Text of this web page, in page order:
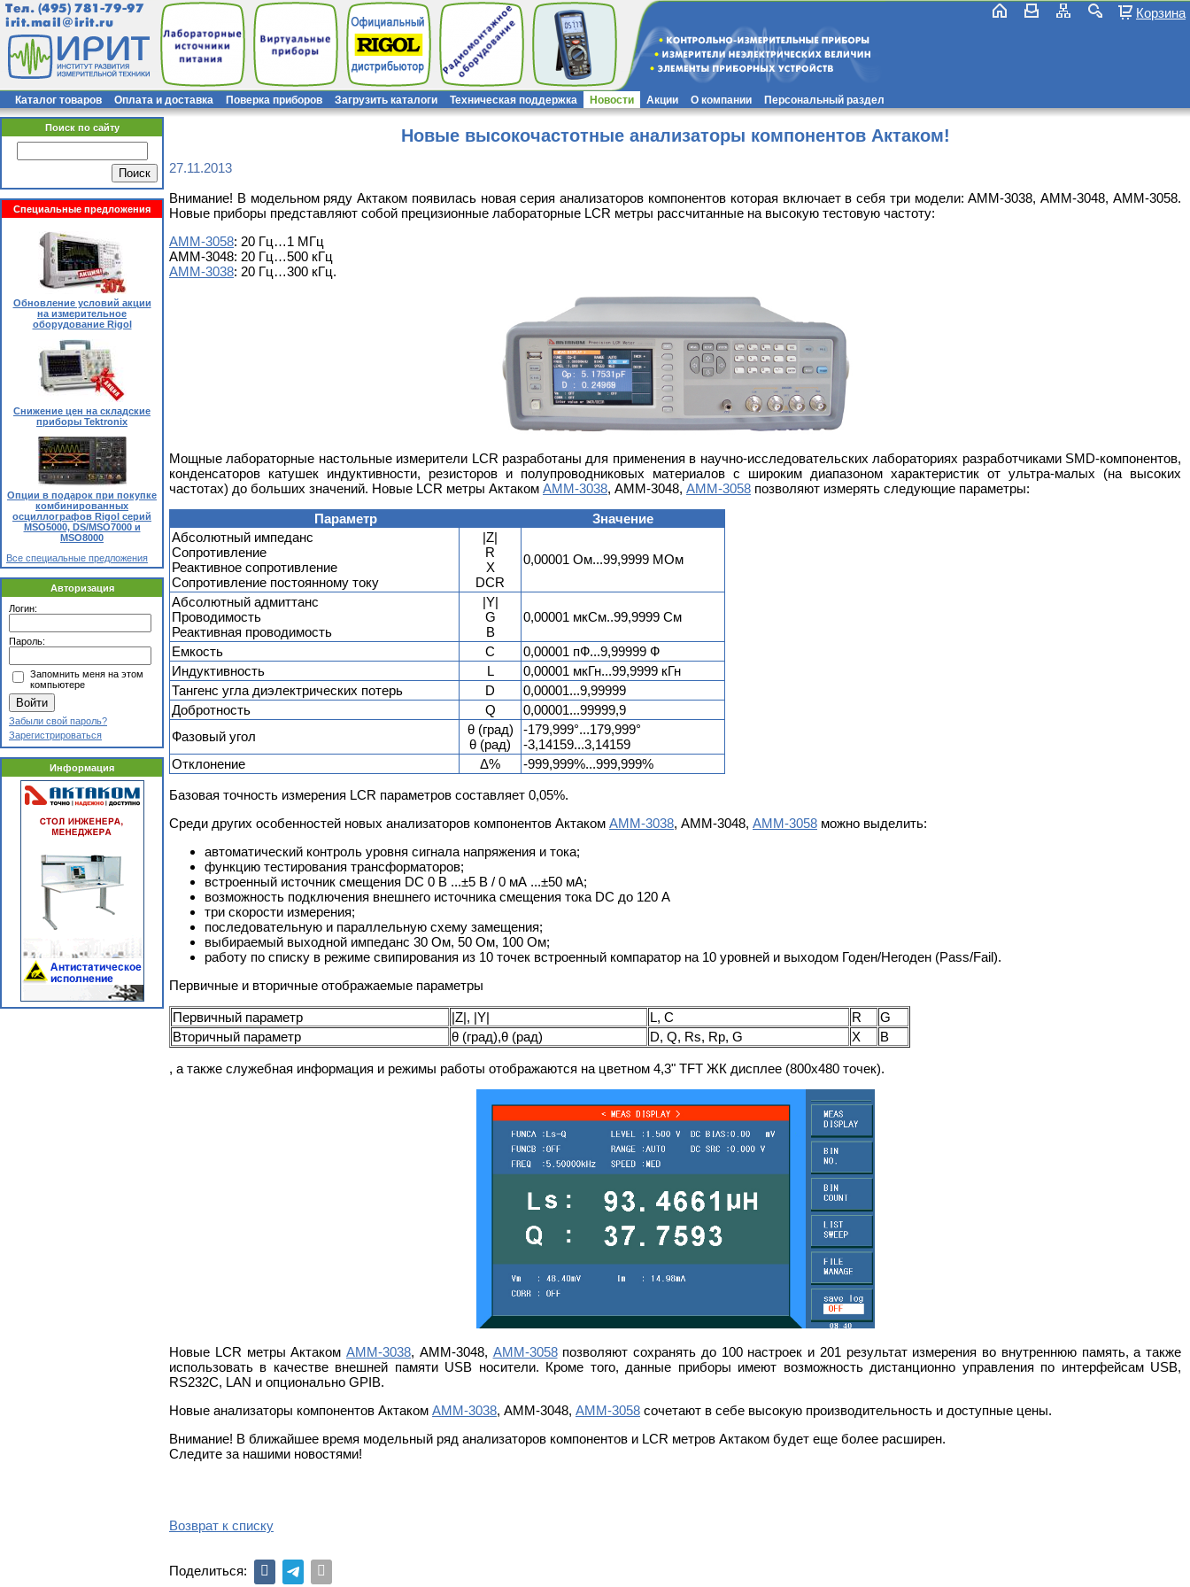
Тел. (495) 781-79-97
irit.mail@irit.ru
Корзина
Каталог товаров Оплата и доставка Поверка приборов Загрузить каталоги Техническая поддержка Новости Акции О компании Персональный раздел
Поиск по сайту
Специальные предложения
Обновление условий акции
на измерительное
оборудование Rigol
Снижение цен на складские
приборы Tektronix
Опции в подарок при покупке
комбинированных
осциллографов Rigol серий
MSO5000, DS/MSO7000 и
MSO8000
Все специальные предложения
Авторизация
Логин:
Пароль:
Запомнить меня на этом
компьютере
Забыли свой пароль?
Зарегистрироваться
Информация
Новые высокочастотные анализаторы компонентов Актаком!
27.11.2013
Внимание! В модельном ряду Актаком появилась новая серия анализаторов компонентов которая включает в себя три модели: АММ-3038, АММ-3048, АММ-3058.
Новые приборы представляют собой прецизионные лабораторные LCR метры рассчитанные на высокую тестовую частоту:
АММ-3058: 20 Гц…1 МГц
АММ-3048: 20 Гц…500 кГц
АММ-3038: 20 Гц…300 кГц.
Мощные лабораторные настольные измерители LCR разработаны для применения в научно-исследовательских лабораториях разработчиками SMD-компонентов,
конденсаторов катушек индуктивности, резисторов и полупроводниковых материалов с широким диапазоном характеристик от ультра-малых (на высоких
частотах) до больших значений. Новые LCR метры Актаком АММ-3038, АММ-3048, АММ-3058 позволяют измерять следующие параметры:
Параметр
Значение
Абсолютный импеданс
Сопротивление
Реактивное сопротивление
Сопротивление постоянному току
|Z|
R
X
DCR
0,00001 Ом...99,9999 МОм
Абсолютный адмиттанс
Проводимость
Реактивная проводимость
|Y|
G
B
0,00001 мкСм..99,9999 См
Емкость C
0,00001 пФ...9,99999 Ф
Индуктивность
L
0,00001 мкГн...99,9999 кГн
Тангенс угла диэлектрических потерь
D
0,00001...9,99999
Добротность
Q
0,00001...99999,9
Фазовый угол
θ (град)
θ (рад)
-179,999°...179,999°
-3,14159...3,14159
Отклонение
Δ% -999,999%...999,999%
Базовая точность измерения LCR параметров составляет 0,05%.
Среди других особенностей новых анализаторов компонентов Актаком АММ-3038, АММ-3048, АММ-3058 можно выделить:
автоматический контроль уровня сигнала напряжения и тока;
функцию тестирования трансформаторов;
встроенный источник смещения DC 0 В ...±5 В / 0 мА ...±50 мА;
возможность подключения внешнего источника смещения тока DC до 120 А
три скорости измерения;
последовательную и параллельную схему замещения;
выбираемый выходной импеданс 30 Ом, 50 Ом, 100 Ом;
работу по списку в режиме свипирования из 10 точек встроенный компаратор на 10 уровней и выходом Годен/Негоден (Pass/Fail).
Первичные и вторичные отображаемые параметры
Первичный параметр |Z|, |Y| L, C R
G
Вторичный параметр
θ (град),θ (рад) D, Q, Rs, Rp, G X B
, а также служебная информация и режимы работы отображаются на цветном 4,3" TFT ЖК дисплее (800x480 точек).
Новые LCR метры Актаком АММ-3038, АММ-3048, АММ-3058позволяют сохранять до 100 настроек и 201 результат измерения во внутреннюю память, а также
использовать в качестве внешней памяти USB носители. Кроме того, данные приборы имеют возможность дистанционно управления по интерфейсам USB,
RS232C, LAN и опционально GPIB.
Новые анализаторы компонентов Актаком АММ-3038, АММ-3048, АММ-3058 сочетают в себе высокую производительность и доступные цены.
Внимание! В ближайшее время модельный ряд анализаторов компонентов и LCR метров Актаком будет еще более расширен.
Следите за нашими новостями!
Возврат к списку
Поделиться: